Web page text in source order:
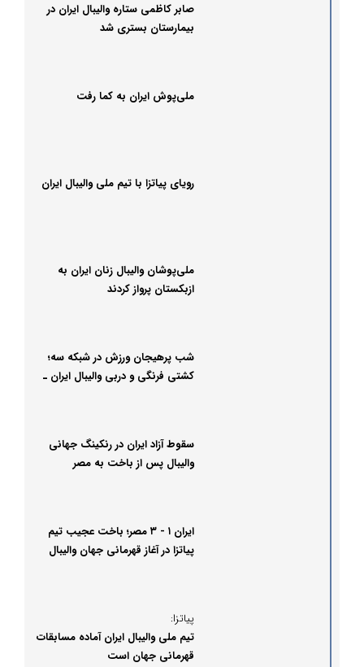
صابر کاظمی ستاره والیبال ایران در
بیمارستان بستری شد
ملی‌پوش ایران به کما رفت
رویای پیاتزا با تیم ملی والیبال ایران
ملی‌پوشان والیبال زنان ایران به
ازبکستان پرواز کردند
شب پرهیجان ورزش در شبکه سه؛
کشتی فرنگی و دربی والیبال ایران ـ
سقوط آزاد ایران در رنکینگ جهانی
والیبال پس از باخت به مصر
ایران ۱ - ۳ مصر؛ باخت عجیب تیم
پیاتزا در آغاز قهرمانی جهان والیبال
پیاتزا:
تیم ملی والیبال ایران آماده مسابقات
قهرمانی جهان است